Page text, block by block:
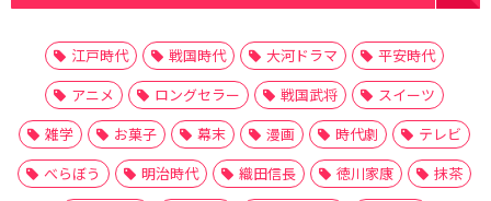
江戸時代 戦国時代 大河ドラマ
平安時代
アニメ
ロングセラー 戦国武将
スイーツ
雑学
お菓子 幕末 漫画 時代劇
テレビ
べらぼう
明治時代 織田信長 徳川家康
抹茶